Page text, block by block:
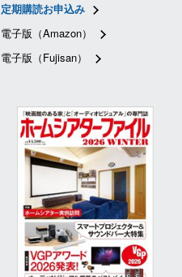
定期購読お申込み
電子版（Amazon）
電子版（Fujisan）